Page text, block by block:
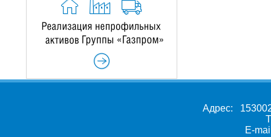
Адрес:
E-